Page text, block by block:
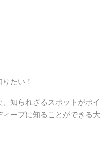
たい！
知られざるスポットがポイ
ープに知ることができる大